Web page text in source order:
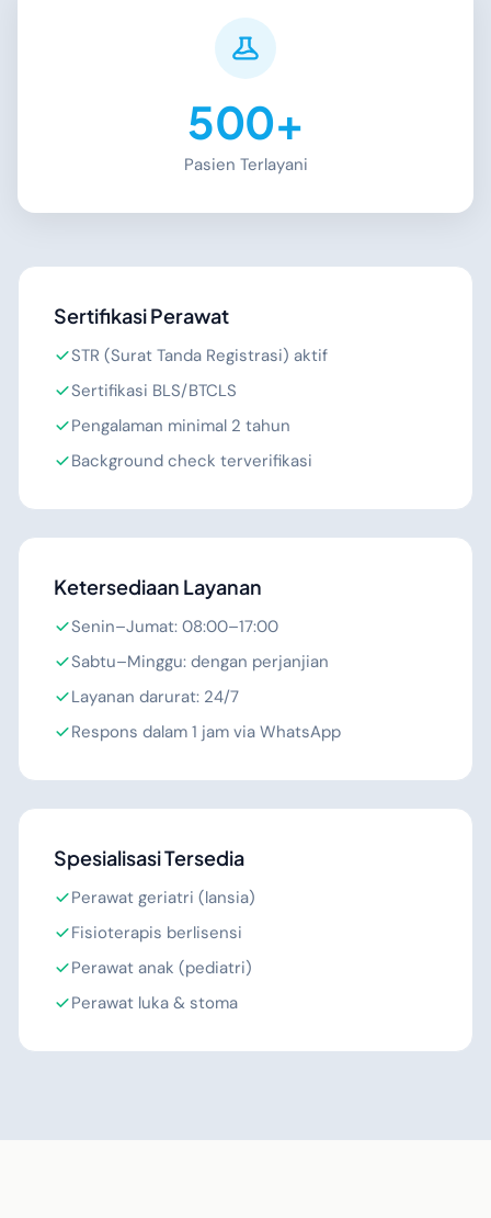
500+
Pasien Terlayani
Sertifikasi Perawat
STR (Surat Tanda Registrasi) aktif
Sertifikasi BLS/BTCLS
Pengalaman minimal 2 tahun
Background check terverifikasi
Ketersediaan Layanan
Senin–Jumat: 08:00–17:00
Sabtu–Minggu: dengan perjanjian
Layanan darurat: 24/7
Respons dalam 1 jam via WhatsApp
Spesialisasi Tersedia
Perawat geriatri (lansia)
Fisioterapis berlisensi
Perawat anak (pediatri)
Perawat luka & stoma